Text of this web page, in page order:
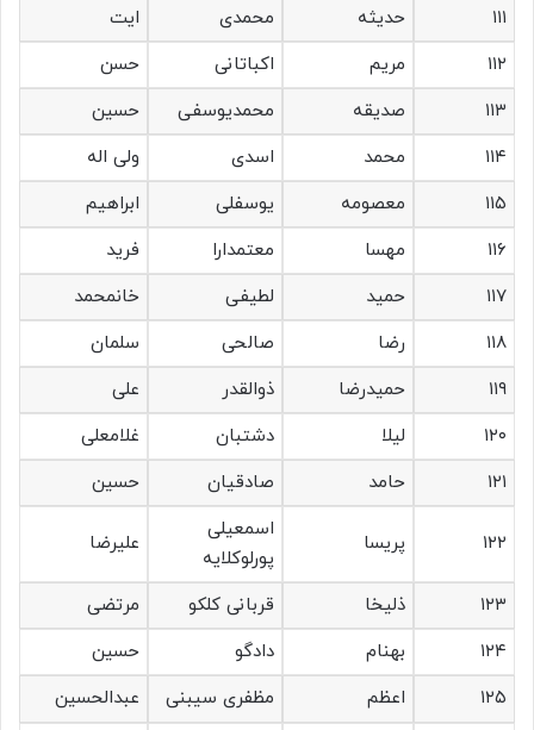
۱۱۱
حدیثه محمدی
ایت
۱۱۲
مریم اکباتانی
حسن
۱۱۳
صدیقه محمدیوسفی
حسین
۱۱۴
محمد اسدی
ولی اله
۱۱۵
معصومه یوسفلی
ابراهیم
۱۱۶
مهسا معتمدارا
فرید
۱۱۷
حمید لطیفی
خانمحمد
۱۱۸
رضا صالحی
سلمان
۱۱۹
حمیدرضا ذوالقدر
علی
۱۲۰
لیلا دشتبان
غلامعلی
۱۲۱
حامد صادقیان حسین
۱۲۲ پریسا
اسمعیلی
پورلوکلایه
علیرضا
۱۲۳ ذلیخا قربانی کلکو
مرتضی
۱۲۴
بهنام دادگو
حسین
۱۲۵
اعظم مظفری سیبنی عبدالحسین